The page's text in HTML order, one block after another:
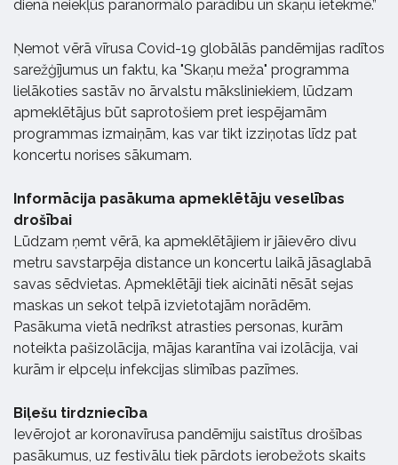
dienā neiekļūs paranormālo parādību un skaņu ietekmē.”
Ņemot vērā vīrusa Covid-19 globālās pandēmijas radītos
sarežģījumus un faktu, ka "Skaņu meža" programma
lielākoties sastāv no ārvalstu māksliniekiem, lūdzam
apmeklētājus būt saprotošiem pret iespējamām
programmas izmaiņām, kas var tikt izziņotas līdz pat
koncertu norises sākumam.
Informācija pasākuma apmeklētāju veselības
drošībai
Lūdzam ņemt vērā, ka apmeklētājiem ir jāievēro divu
metru savstarpēja distance un koncertu laikā jāsaglabā
savas sēdvietas. Apmeklētāji tiek aicināti nēsāt sejas
maskas un sekot telpā izvietotajām norādēm.
Pasākuma vietā nedrīkst atrasties personas, kurām
noteikta pašizolācija, mājas karantīna vai izolācija, vai
kurām ir elpceļu infekcijas slimības pazīmes.
Biļešu tirdzniecība
Ievērojot ar koronavīrusa pandēmiju saistītus drošības
pasākumus, uz festivālu tiek pārdots ierobežots skaits